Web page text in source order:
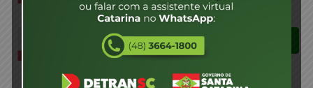
01-CEL- FERROSO-2025
1 arquivo(s) 84.36 KB
01-EDITAL CONVOCAÇÃO
1 arquivo(s) 156.17 KB